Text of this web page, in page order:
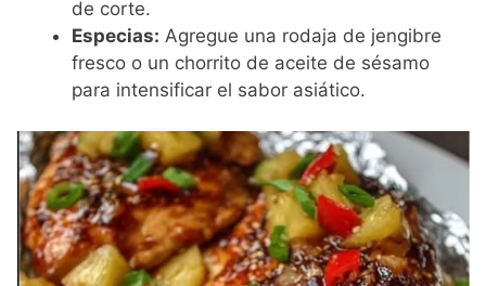
de corte.
Especias: Agregue una rodaja de jengibre
fresco o un chorrito de aceite de sésamo
para intensificar el sabor asiático.